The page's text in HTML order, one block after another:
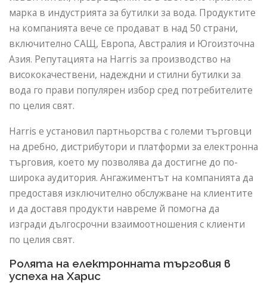
марка в индустрията за бутилки за вода. Продуктите
на компанията вече се продават в над 50 страни,
включително САЩ, Европа, Австралия и Югоизточна
Азия. Репутацията на Harris за производство на
висококачествени, надеждни и стилни бутилки за
вода го прави популярен избор сред потребителите
по целия свят.
Harris е установил партньорства с големи търговци
на дребно, дистрибутори и платформи за електронна
търговия, което му позволява да достигне до по-
широка аудитория. Ангажиментът на компанията да
предоставя изключително обслужване на клиентите
и да доставя продукти навреме й помогна да
изгради дългосрочни взаимоотношения с клиенти
по целия свят.
Ролята на електронната търговия в
успеха на Харис